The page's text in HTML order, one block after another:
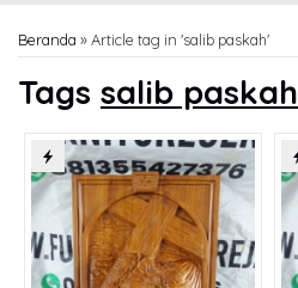
Beranda »Article tag in 'salib paskah'
Tags salib paskah